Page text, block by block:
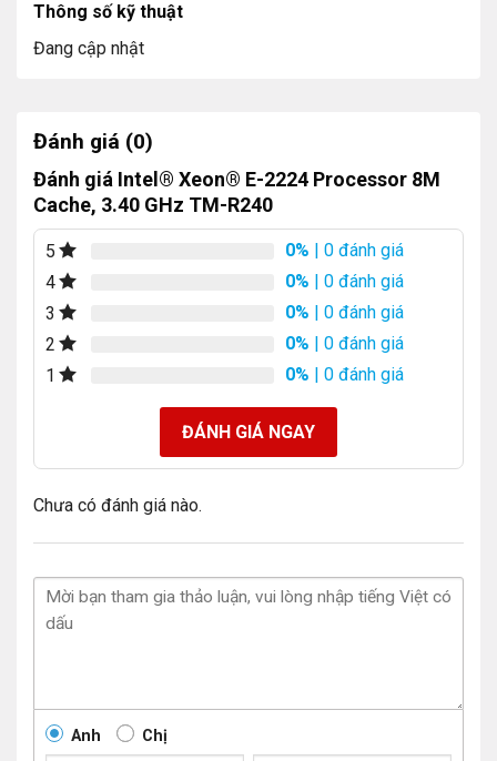
Thông số kỹ thuật
Đang cập nhật
Đánh giá (0)
Đánh giá Intel® Xeon® E-2224 Processor 8M
Cache, 3.40 GHz TM-R240
5 0% | 0 đánh giá
4
0% | 0 đánh giá
3
0% | 0 đánh giá
2
0% | 0 đánh giá
1
0% | 0 đánh giá
ĐÁNH GIÁ NGAY
Chưa có đánh giá nào.
Anh Chị